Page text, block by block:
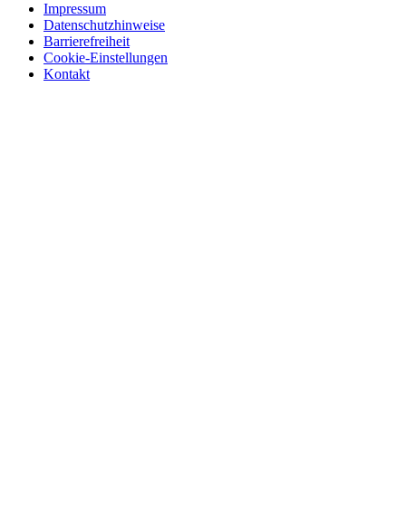
Impressum
Datenschutzhinweise
Barrierefreiheit
Cookie-Einstellungen
Kontakt